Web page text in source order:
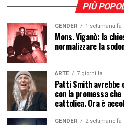
PIÙ
GENDER 1 settimana fa
Mons. Viganò: la
normalizzare la
ARTE 7 giorni fa
Patti Smith avrebbe
con la promessa
cattolica. Ora è
GENDER 2 settimane fa